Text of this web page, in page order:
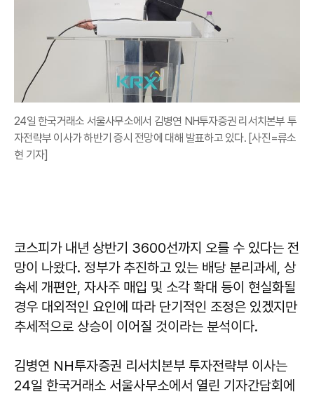
24일 한국거래소 서울사무소에서 김병연 NH투자증권 리서치본부 투
자전략부 이사가 하반기 증시 전망에 대해 발표하고 있다. [사진=류소
현 기자]
코스피가 내년 상반기 3600선까지 오를 수 있다는 전
망이 나왔다. 정부가 추진하고 있는 배당 분리과세, 상
속세 개편안, 자사주 매입 및 소각 확대 등이 현실화될
경우 대외적인 요인에 따라 단기적인 조정은 있겠지만
추세적으로 상승이 이어질 것이라는 분석이다.
김병연 NH투자증권 리서치본부 투자전략부 이사는
24일 한국거래소 서울사무소에서 열린 기자간담회에